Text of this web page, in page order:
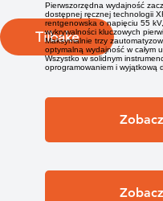
Tilbake
Pierwszorzędna wydajność
dostępnej ręcznej technologii
rentgenowska o napięciu 55
wykrywalności kluczowych
Maksymalnie trzy
optymalną wydajność w całym
Wszystko w solidnym
oprogramowaniem i wyjątkową